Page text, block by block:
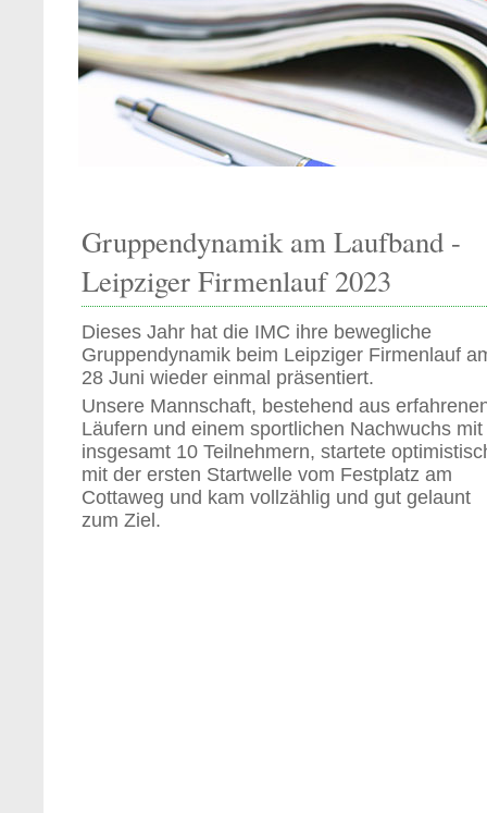
Gruppendynamik am Laufband -
Leipziger Firmenlauf 2023
Dieses Jahr hat die IMC ihre bewegliche
Gruppendynamik beim Leipziger Firmenlauf
28 Juni wieder einmal präsentiert.
Unsere Mannschaft, bestehend aus
Läufern und einem sportlichen Nachwuchs mit
insgesamt 10 Teilnehmern, startete
mit der ersten Startwelle vom Festplatz am
Cottaweg und kam vollzählig und gut gelaunt
zum Ziel.